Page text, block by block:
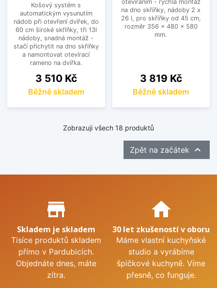
Košový systém s
automatickým vysunutím
nádob při otevření dvířek, do
60 cm široké skříňky, tři 13l
nádoby, snadná montáž -
stačí přichytit na dno skříňky
a namontovat otevírací
rameno na dvířka.
Cena
3 510 Kč
Běžně skladem
otevíráním - rychlá montáž
na dno skříňky, nádoby 2 x
26 l, pro skříňky od 45 cm,
rozměr 356 x 480 x 580
mm.
Cena
3 819 Kč
Běžně skladem
Zobrazuji všech 18 produktů
Zpět na začátek 
Proč nakupovat u nás?
store_mall_directory
Skladem je skladem
Tisíce produktů skladem
přímo v Pardubicích.
Objednáte dnes, máte
zítra.
home
30 let zkušeností v oboru
Máme vlastní kuchyňské
studio a vyrábíme
špičkové kuchyně. Víme
přesně, co funguje.